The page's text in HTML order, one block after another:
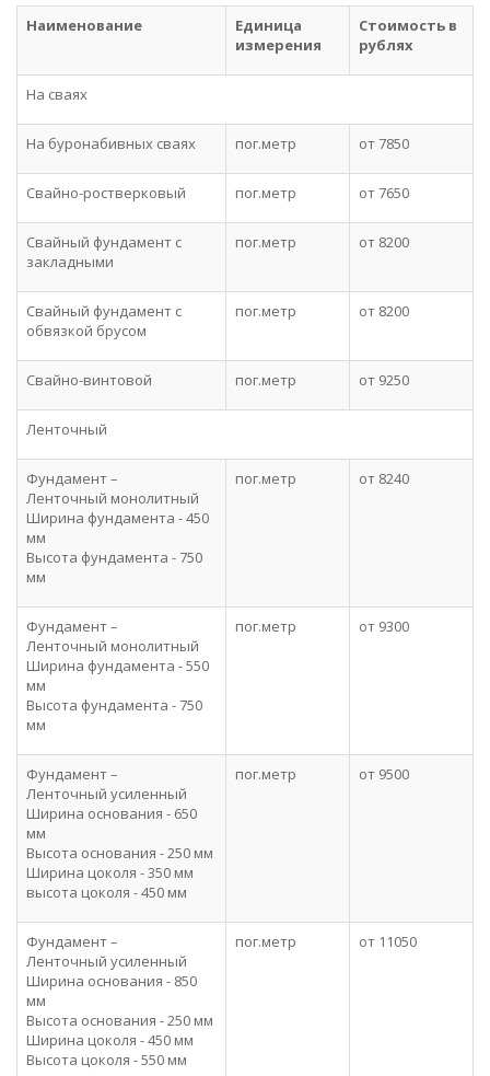
Наименование
Единица
измерения
Стоимость в
рублях
На сваях
На буронабивных сваях пог.метр от 7850
Свайно-ростверковый пог.метр от 7650
Свайный фундамент c
закладными
пог.метр от 8200
Свайный фундамент c
обвязкой брусом
пог.метр от 8200
Свайно-винтовой пог.метр от 9250
Ленточный
Фундамент –
Ленточный монолитный
Ширина фундамента - 450
мм
Высота фундамента - 750
мм
пог.метр от 8240
Фундамент –
Ленточный монолитный
Ширина фундамента - 550
мм
Высота фундамента - 750
мм
пог.метр от 9300
Фундамент –
Ленточный усиленный
Ширина основания - 650
мм
Высота основания - 250 мм
Ширина цоколя - 350 мм
высота цоколя - 450 мм
пог.метр от 9500
Фундамент –
Ленточный усиленный
Ширина основания - 850
мм
Высота основания - 250 мм
Ширина цоколя - 450 мм
Высота цоколя - 550 мм
пог.метр от 11050